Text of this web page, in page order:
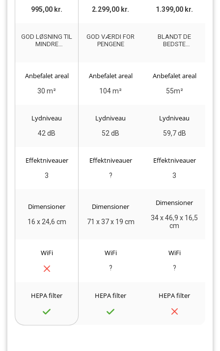
995,00 kr. 2.299,00 kr. 1.399,00 kr.
GOD LØSNING TIL
MINDRE
GOD VÆRDI FOR
PENGENE
BLANDT DE
BEDSTE
Anbefalet areal
30 m²
Anbefalet areal
104 m²
Anbefalet areal
55m²
Lydniveau
42 dB
Lydniveau
52 dB
Lydniveau
59,7 dB
Effektniveauer
3
Effektniveauer
?
Effektniveauer
3
Dimensioner
16 x 24,6 cm
Dimensioner
71 x 37 x 19 cm
Dimensioner
34 x 46,9 x 16,5
cm
WiFi WiFi
?
WiFi
?
HEPA filter HEPA filter HEPA filter